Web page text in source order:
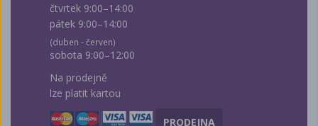
čtvrtek 9:00–14:00
pátek 9:00–14:00
(duben - červen)
sobota 9:00–12:00
Na prodejně
lze platit kartou
PRODEJNA